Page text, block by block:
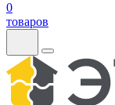
0
товаров